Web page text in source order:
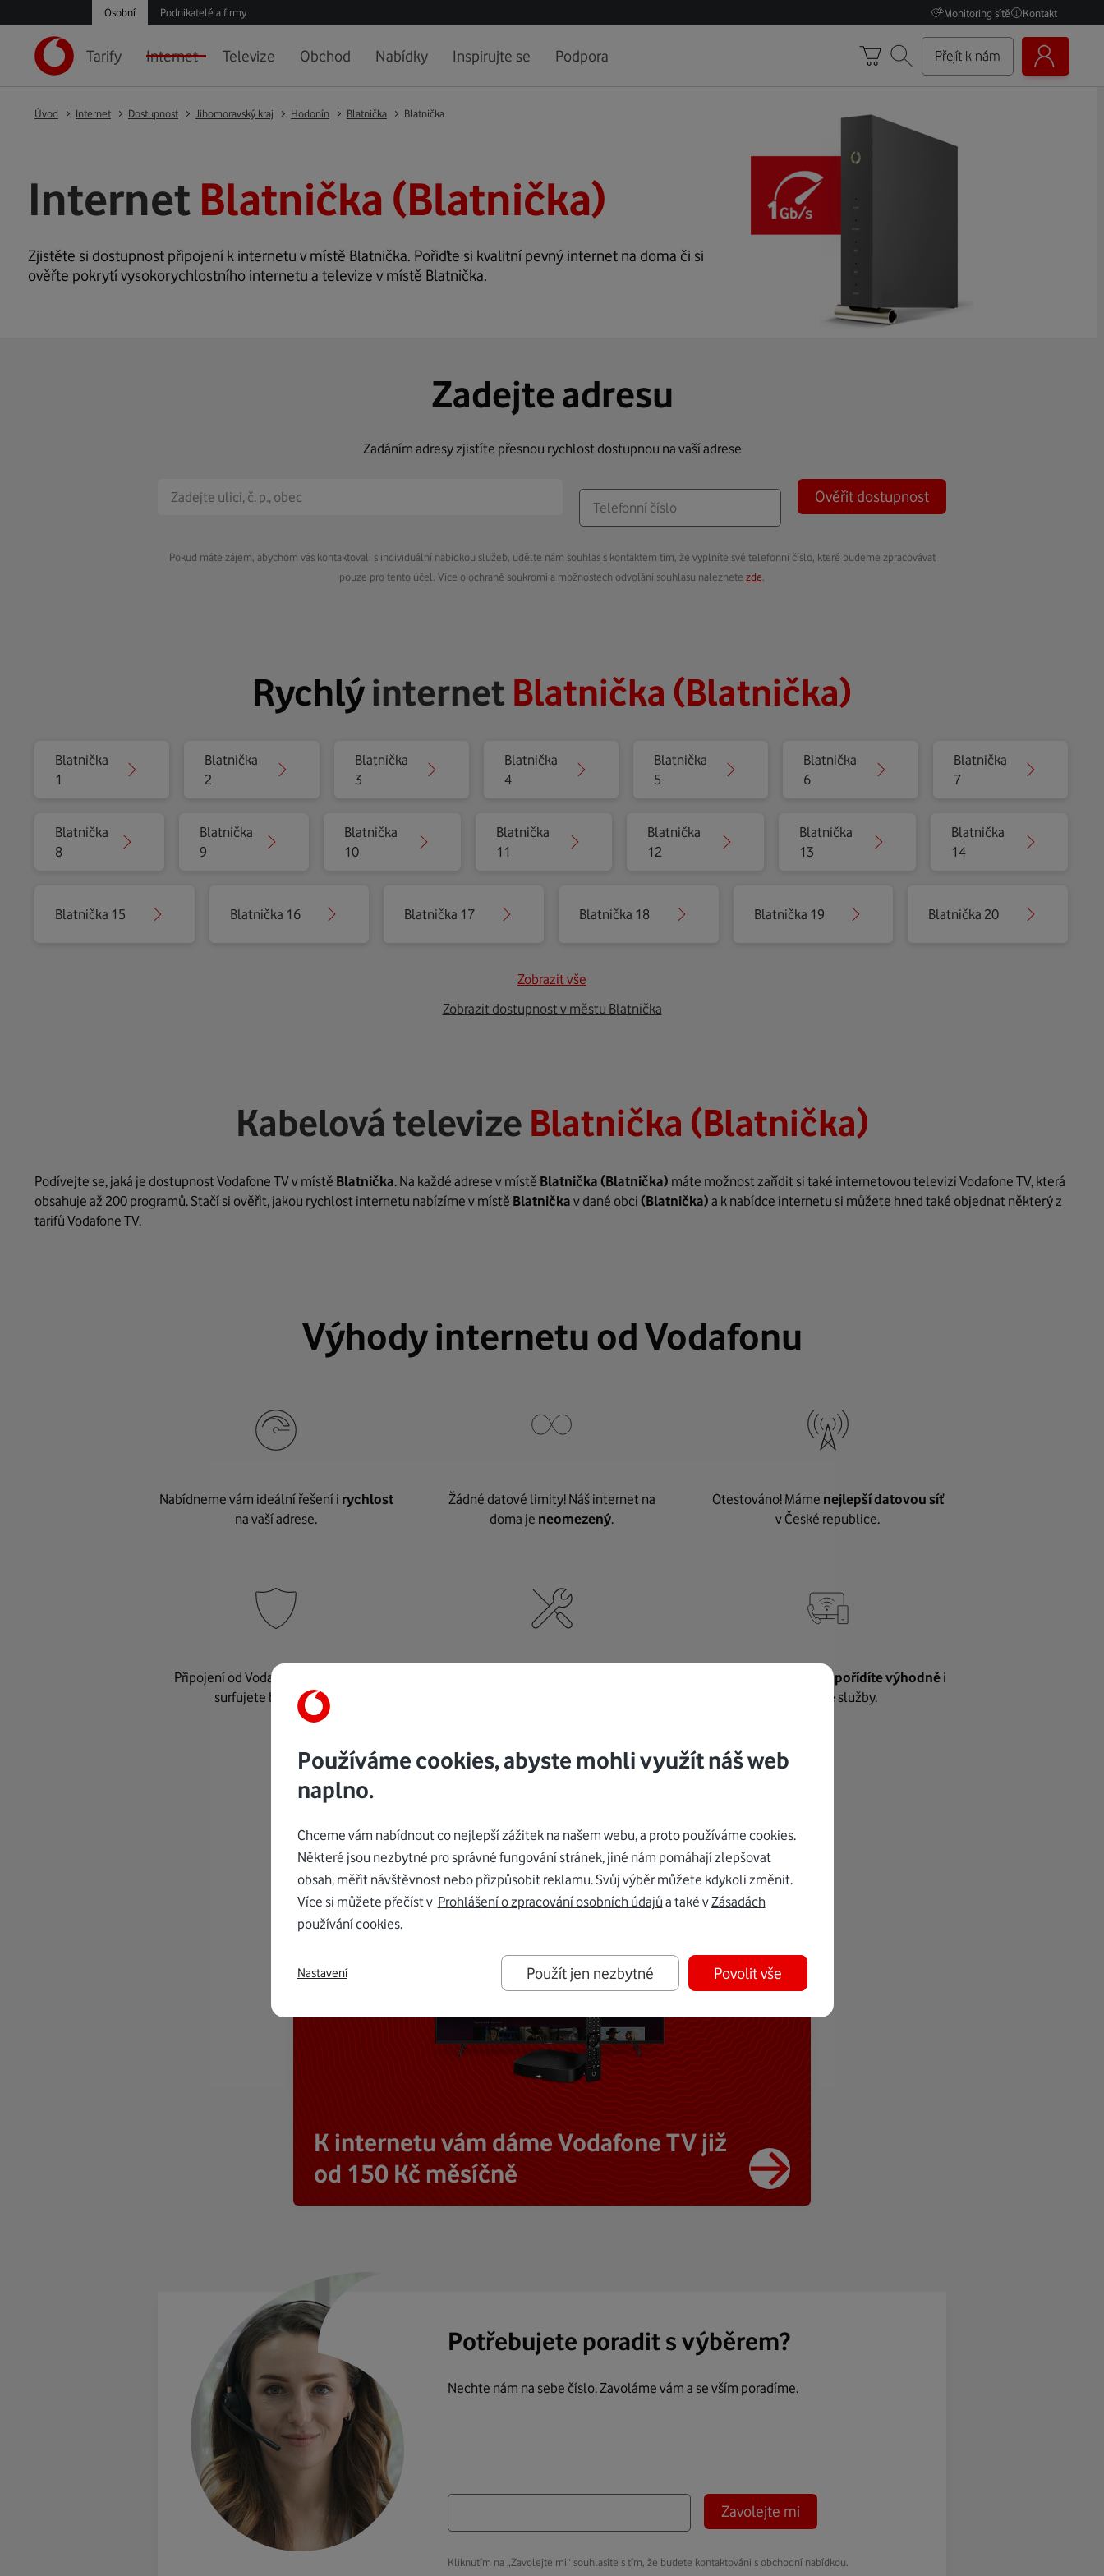
Osobní Podnikatelé a firmy Monitoring sítě Kontakt
Tarify Internet Televize Obchod Nabídky Inspirujte se Podpora Přejít k nám
Úvod Internet Dostupnost Jihomoravský kraj Hodonín Blatnička Blatnička
Internet Blatnička (Blatnička)
Zjistěte si dostupnost připojení k internetu v místě Blatnička. Pořiďte si kvalitní pevný internet na doma či si
ověřte pokrytí vysokorychlostního internetu a televize v místě Blatnička.
Zadejte adresu
Zadáním adresy zjistíte přesnou rychlost dostupnou na vaší adrese
Ověřit dostupnost
Pokud máte zájem, abychom vás kontaktovali s individuální nabídkou služeb, udělte nám souhlas s kontaktem tím, že vyplníte své telefonní číslo, které budeme zpracovávat
pouze pro tento účel. Více o ochraně soukromí a možnostech odvolání souhlasu naleznete zde
Rychlýinternet Blatnička (Blatnička)
Blatnička
1
Blatnička
2
Blatnička
3
Blatnička
4
Blatnička
5
Blatnička
6
Blatnička
7
Blatnička
8
Blatnička
9
Blatnička
10
Blatnička
11
Blatnička
12
Blatnička
13
Blatnička
14
Blatnička 15 Blatnička 16 Blatnička 17 Blatnička 18 Blatnička 19 Blatnička 20
Zobrazit vše
Zobrazit dostupnost v městu Blatnička
Kabelová televize Blatnička (Blatnička)
Podívejte se, jaká je dostupnost Vodafone TV v místě Blatnička. Na každé adrese v místě Blatnička (Blatnička) máte možnost zařídit si také internetovou televizi Vodafone TV, která
obsahuje až 200 programů. Stačí si ověřit, jakou rychlost internetu nabízíme v místě Blatnička v dané obci (Blatnička) a k nabídce internetu si můžete hned také objednat některý z
tarifů Vodafone TV.
Výhody internetu od Vodafonu
Nabídneme vám ideální řešení i rychlost
na vaší adrese.
Žádné datové limity! Náš internet na
doma je neomezený.
Otestováno! Máme nejlepší datovou síť
v České republice.
Připojení od Vodafonu je
surfujete bez starostí.
K pevnému internetupořídíte výhodněi
další naše služby.
K internetu vám dáme Vodafone TV již
od 150 Kč měsíčně
Potřebujete poradit s výběrem?
Nechte nám na sebe číslo. Zavoláme vám a se vším poradíme.
Zavolejte mi
Kliknutím na „Zavolejte mi“ souhlasíte s tím, že budete kontaktováni s obchodní nabídkou.
Používáme cookies, abyste mohli využít náš web
naplno.
Chceme vám nabídnout co nejlepší zážitek na našem webu, a proto používáme cookies.
Některé jsou nezbytné pro správné fungování stránek, jiné nám pomáhají zlepšovat
obsah, měřit návštěvnost nebo přizpůsobit reklamu. Svůj výběr můžete kdykoli změnit.
Více si můžete přečíst v Prohlášení o zpracování osobních údajů a také vZásadách
používání cookies.
Použít jen nezbytné Povolit vše
Nastavení